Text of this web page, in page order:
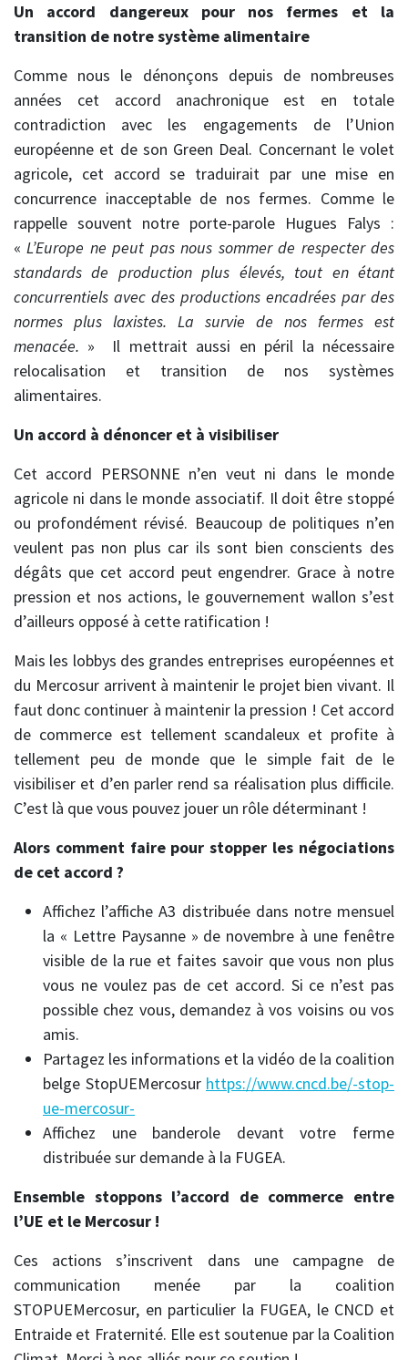
Un accord dangereux pour nos fermes et la
transition de notre système alimentaire
Comme nous le dénonçons depuis de nombreuses
années cet accord anachronique est en totale
contradiction avec les engagements de l’Union
européenne et de son Green Deal. Concernant le volet
agricole, cet accord se traduirait par une mise en
concurrence inacceptable de nos fermes. Comme le
rappelle souvent notre porte-parole Hugues Falys :
«L’Europe ne peut pas nous sommer de respecter des
standards de production plus élevés, tout en étant
concurrentiels avec des productions encadrées par des
normes plus laxistes. La survie de nos fermes est
menacée. » Il mettrait aussi en péril la nécessaire
relocalisation et transition de nos systèmes
alimentaires.
Un accord à dénoncer et à visibiliser
Cet accord PERSONNE n’en veut ni dans le monde
agricole ni dans le monde associatif. Il doit être stoppé
ou profondément révisé. Beaucoup de politiques n’en
veulent pas non plus car ils sont bien conscients des
dégâts que cet accord peut engendrer. Grace à notre
pression et nos actions, le gouvernement wallon s’est
d’ailleurs opposé à cette ratification !
Mais les lobbys des grandes entreprises européennes et
du Mercosur arrivent à maintenir le projet bien vivant. Il
faut donc continuer à maintenir la pression ! Cet accord
de commerce est tellement scandaleux et profite à
tellement peu de monde que le simple fait de le
visibiliser et d’en parler rend sa réalisation plus difficile.
C’est là que vous pouvez jouer un rôle déterminant !
Alors comment faire pour stopper les négociations
de cet accord ?
Affichez l’affiche A3 distribuée dans notre mensuel
la « Lettre Paysanne » de novembre à une fenêtre
visible de la rue et faites savoir que vous non plus
vous ne voulez pas de cet accord. Si ce n’est pas
possible chez vous, demandez à vos voisins ou vos
amis.
Partagez les informations et la vidéo de la coalition
belge StopUEMercosur https://www.cncd.be/-stop-
ue-mercosur-
Affichez une banderole devant votre ferme
distribuée sur demande à la FUGEA.
Ensemble stoppons l’accord de commerce entre
l’UE et le Mercosur !
Ces actions s’inscrivent dans une campagne de
communication menée par la coalition
STOPUEMercosur, en particulier la FUGEA, le CNCD et
Entraide et Fraternité. Elle est soutenue par la Coalition